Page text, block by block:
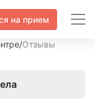
на прием
/Отзывы